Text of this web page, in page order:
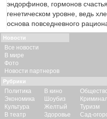
эндорфинов, гормонов
генетическом уровне, ведь
основа повседневного
Новости
Все новости
В мире
Фото
Новости партнеров
Рубрики
Политика
Экономика
Культура
В театр
В кино
Шоубиз
Желтый
Здоровье
Криминал
Туризм
Сад-